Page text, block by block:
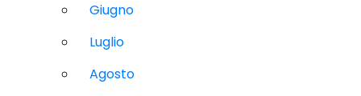
Giugno
Luglio
Agosto